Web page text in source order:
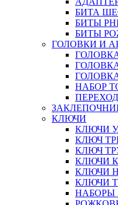
БИТА
БИТЫ
БИТЫ
ГОЛОВКИ И
НАБОР
КЛЮЧИ
КЛЮЧИ
КЛЮЧ
КЛЮЧ
КЛЮЧИ
КЛЮЧИ
КЛЮЧИ
НАБОРЫ